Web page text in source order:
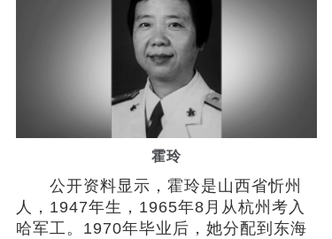
霍玲
公开资料显示，霍玲是山西省忻州
人，1947年生，1965年8月从杭州考入
哈军工。1970年毕业后，她分配到东海